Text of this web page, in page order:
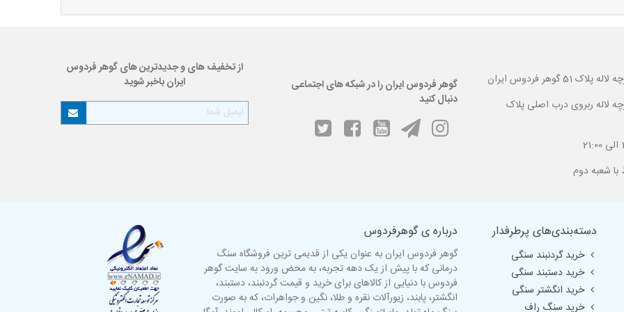
فردوس ایران
لاله ربروی درب اصلی پلاک
گوهر فردوس ایران را در شبکه های اجتماعی
دنبال کنید
از تخفیف های و جدیدترین های گوهر فردوس
ایران باخبر شوید
دسته‌بندی‌های پرطرفدار
خرید گردنبند سنگی
خرید دستبند سنگی
خرید انگشتر سنگی
خرید سنگ راف
درباره ی گوهرفردوس
گوهر فردوس ایران به عنوان یکی از قدیمی ترین فروشگاه سنگ
درمانی که با پیش از یک دهه تجربه، به محض ورود به سایت گوهر
فردوس با دنیایی از کالاهای برای خرید و قیمت گردنبند، دستبند،
انگشتر، پابند، زیورآلات نقره و طلا، نگین و جواهرات، که به صورت